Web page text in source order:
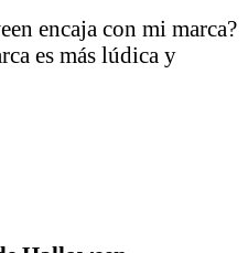
encaja con mi marca?
es más lúdica y